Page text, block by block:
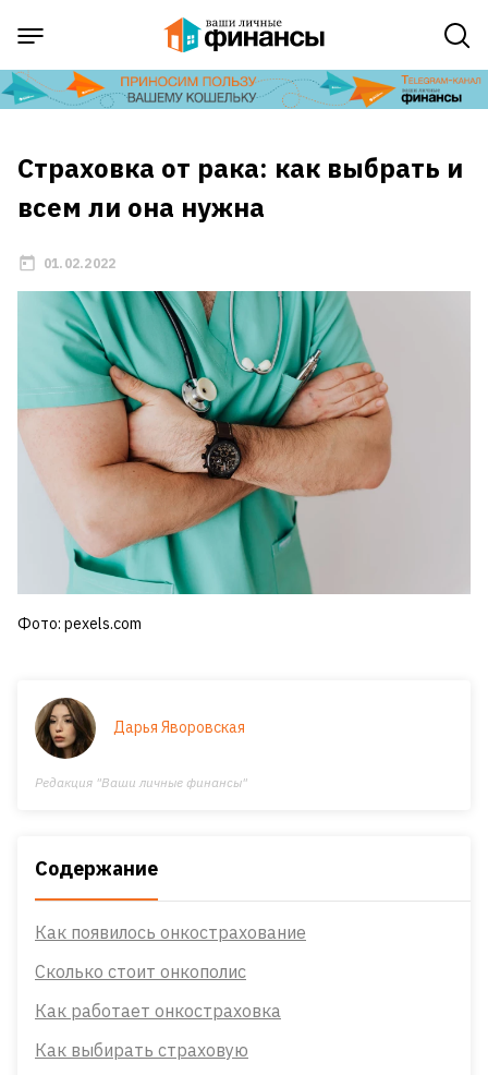
Страховка от рака: как выбрать и
всем ли она нужна
01.02.2022
Фото: pexels.com
Дарья Яворовская
Редакция "Ваши личные финансы"
Содержание
Как появилось онкострахование
Сколько стоит онкополис
Как работает онкостраховка
Как выбирать страховую